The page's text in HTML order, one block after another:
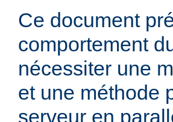
Ce document
comportement
nécessiter une
et une méthode
serveur en